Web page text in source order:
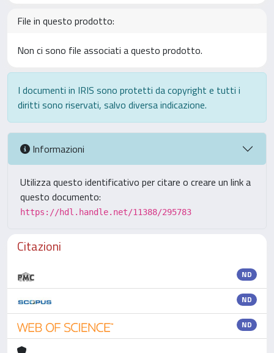
File in questo prodotto:
Non ci sono file associati a questo prodotto.
I documenti in IRIS sono protetti da copyright e tutti i
diritti sono riservati, salvo diversa indicazione.
Informazioni
Utilizza questo identificativo per citare o creare un link a
questo documento:
https://hdl.handle.net/11388/295783
Citazioni
ND
ND
ND